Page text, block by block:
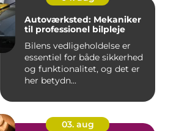
Autoværksted: Mekaniker
til professionel bilpleje
Bilens vedligeholdelse er
essentiel for både sikkerhed
og funktionalitet, og det er
her betydn...
03. aug